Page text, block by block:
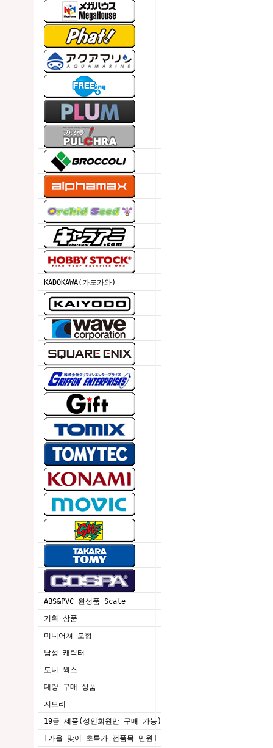
KADOKAWA(카도카와)
ABS&PVC 완성품 Scale
기획 상품
미니어쳐 모형
남성 캐릭터
토니 웍스
대량 구매 상품
지브리
19금 제품(성인회원만 구매 가능)
[가을 맞이 초특가 전품목 만원]